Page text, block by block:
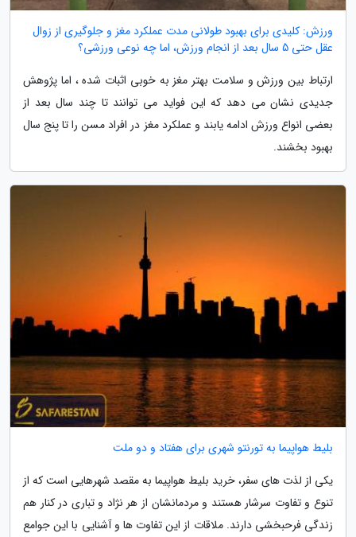
ورزش: کلیدی برای بهبود طولانی مدت عملکرد مغز و جلوگیری از زوال
عقل حتی 5 سال بعد از انجام ورزش، اما چه نوعی ورزشی؟
ارتباط بین ورزش و سلامت بهتر مغز به خوبی اثبات شده ، اما پژوهش
جدیدی نشان می دهد که این فواید می توانند تا چند سال بعد از
بعضی انواع ورزش ادامه یابند و عملکرد مغز در افراد مسن را تا پنج سال
بهبود بخشند.
بلیط هواپیما به تورنتو شهری برای هفتاد و دو ملت
یکی از لذت های سفر، خرید بلیط هواپیما به مقصد شهرهایی است که از
تنوع و تفاوت سرشار هستند و مردمانشان از هر نژاد و تباری در کنار هم
زندگی فرحبخشی دارند. ملاقات از این تفاوت ها و آشنایی با این جوامع